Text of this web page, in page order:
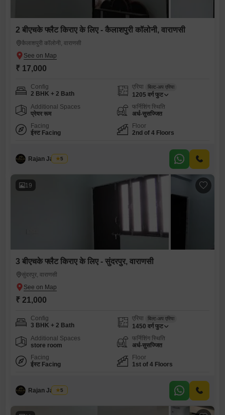
2 बीएचके फ्लैट किराए के लिए - कैलाशपुरी कॉलोनी, वाराणसी
कैलाशपुरी कॉलोनी, वाराणसी
₹ 17,000
Config
2 BHK + 2 Bath
एरिया बिल्ट-अप एरिया
1205 वर्ग फुट
Additional Spaces
प्रेयर रूम
फर्निशिंग स्थिति
अर्ध-सुसज्जित
Facing
ईस्ट Facing
Floor
2nd of 4 Floors
Rajan Jaiswal
5
19
3 बीएचके फ्लैट किराए के लिए - सुंदरपुर, वाराणसी
सुंदरपुर, वाराणसी
₹ 21,000
Config
3 BHK + 2 Bath
एरिया बिल्ट-अप एरिया
1450 वर्ग फुट
Additional Spaces
store room
फर्निशिंग स्थिति
अर्ध-सुसज्जित
Facing
ईस्ट Facing
Floor
1st of 4 Floors
Rajan Jaiswal
5